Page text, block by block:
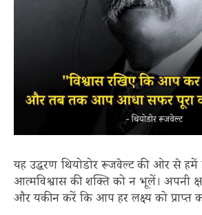
यह उद्धरण थियोडोर रूजवेल्ट की ओर से हमें
आत्मविश्वास की शक्ति को न भूलें। अपनी
और यकीन करें कि आप हर लक्ष्य को प्राप्त